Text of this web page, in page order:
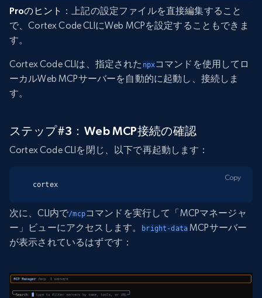
Proのヒント
：上記の設定ファイルを直接編集すること
で、Cortex Code CLIにWeb MCPを設定することもできま
す。
Cortex Code CLIは、指定された npxコマンドを使用してロ
ーカルWeb MCPサーバーを自動的に起動し、接続しま
す。
ステップ#3：Web MCP接続の確認
Cortex Code CLIを閉じ、以下で再起動します：
cortex
Copy
次に、CLI内で/mcpコマンドを実行して「MCPマネージャ
ー」ビューにアクセスします。
bright-data MCPサーバー
が表示されているはずです：